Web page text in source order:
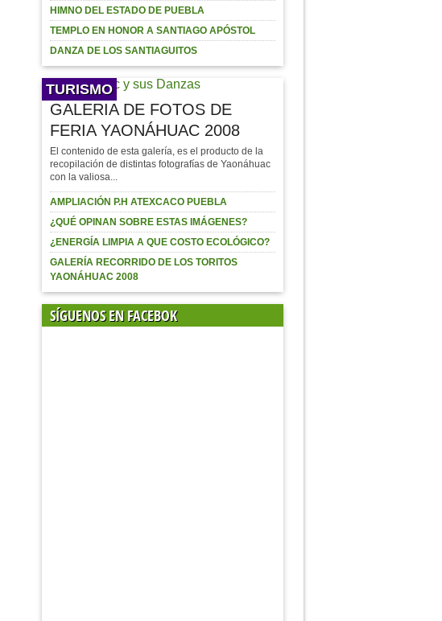
HIMNO DEL ESTADO DE PUEBLA
TEMPLO EN HONOR A SANTIAGO APÓSTOL
DANZA DE LOS SANTIAGUITOS
TURISMO
GALERIA DE FOTOS DE
FERIA YAONÁHUAC 2008
El contenido de esta galería, es el producto de la
recopilación de distintas fotografías de Yaonáhuac
con la valiosa...
AMPLIACIÓN P.H ATEXCACO PUEBLA
¿QUÉ OPINAN SOBRE ESTAS IMÁGENES?
¿ENERGÍA LIMPIA A QUE COSTO ECOLÓGICO?
GALERÍA RECORRIDO DE LOS TORITOS
YAONÁHUAC 2008
SÍGUENOS EN FACEBOK